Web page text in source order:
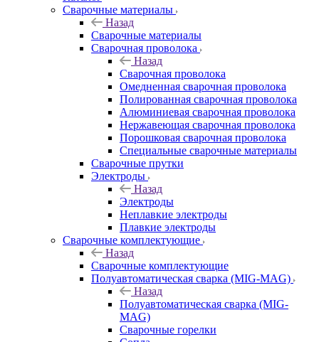
Сварочные материалы
Назад
Сварочные материалы
Сварочная проволока
Назад
Сварочная проволока
Омедненная сварочная проволока
Полированная сварочная проволока
Алюминиевая сварочная проволока
Нержавеющая сварочная проволока
Порошковая сварочная проволока
Специальные сварочные материалы
Сварочные прутки
Электроды
Назад
Электроды
Неплавкие электроды
Плавкие электроды
Сварочные комплектующие
Назад
Сварочные комплектующие
Полуавтоматическая сварка (MIG-MAG)
Назад
Полуавтоматическая сварка (MIG-
MAG)
Сварочные горелки